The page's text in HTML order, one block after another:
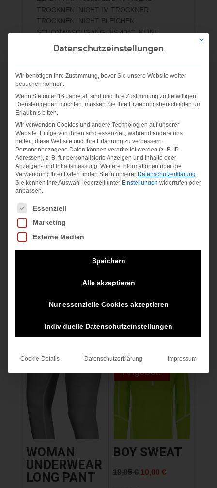
TROCKNEN. NICHT IM TROCKNER
TROCKNEN. NICHT BLEICHEN.
SCHONWASCHGANG BIS 40°C. KEINE
CHEMISCHE REINIGUNG MÖGLICH.
NASSREINIGUNG. NICHT BÜGELN.
Ähnliche Produkte
GIRL
SOFTSHELL
JACKET
B.BLUE-
inkl. MwSt.
zzgl.Versandkosten
WOMAN
UNDERWEAR
LONG PANT
Angebot!
BOY SWEAT
19,95 € Ursprünglicher
10,00 €
Mit
Datenschutzeinstellungen
Wir benötigen Ihre Zustimmung, bevor Sie unsere Website weiter
besuchen können.
Wenn Sie unter 16 Jahre alt sind und Ihre Zustimmung zu freiwilligen
Diensten geben möchten, müssen Sie Ihre Erziehungsberechtigten um
Erlaubnis bitten.
Wir verwenden Cookies und andere Technologien auf unserer
Website. Einige von ihnen sind essenziell, während andere uns
helfen, diese Website und Ihre Erfahrung zu verbessern.
Personenbezogene Daten können verarbeitet werden (z. B. IP-
Adressen), z. B. für personalisierte Anzeigen und Inhalte oder
Anzeigen- und Inhaltsmessung. Weitere Informationen über die
Verwendung Ihrer Daten finden Sie in unserer Datenschutzerklärung
Sie können Ihre Auswahl jederzeit unter Einstellungen widerrufen oder
anpassen.
Es folgt eine Liste der Service-Gruppen, für die eine
Essenziell
Marketing
Externe Medien
Speichern
Alle akzeptieren
Nur essenzielle Cookies akzeptieren
Individuelle Datenschutzeinstellungen
Cookie-Details Datenschutzerklärung Impressum